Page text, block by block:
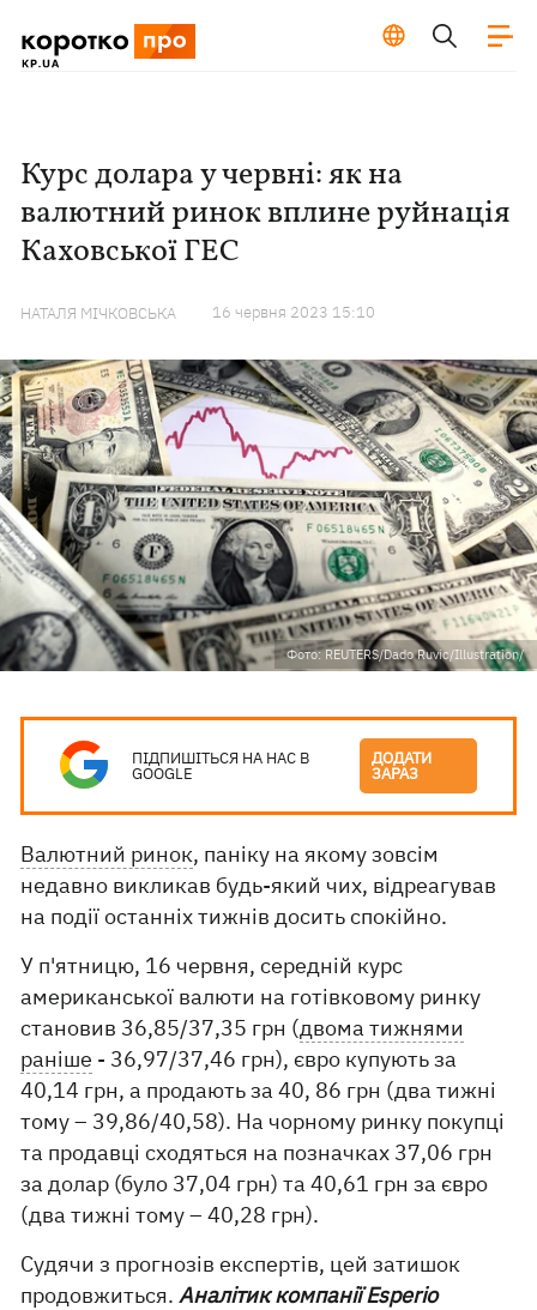
Курс долара у червні: як на
валютний ринок вплине руйнація
Каховської ГЕС
НАТАЛЯ МІЧКОВСЬКА 16 червня 2023 15:10
Фото: REUTERS/Dado Ruvic/Illustration/​
ПІДПИШІТЬСЯ НА НАС В
GOOGLE
ДОДАТИ
ЗАРАЗ
Валютний ринок, паніку на якому зовсім
недавно викликав будь-який чих, відреагував
на події останніх тижнів досить спокійно.
У п'ятницю, 16 червня, середній курс
американської валюти на готівковому ринку
становив 36,85/37,35 грн (двома тижнями
раніше - 36,97/37,46 грн), євро купують за
40,14 грн, а продають за 40, 86 грн (два тижні
тому – 39,86/40,58). На чорному ринку покупці
та продавці сходяться на позначках 37,06 грн
за долар (було 37,04 грн) та 40,61 грн за євро
(два тижні тому – 40,28 грн).
Судячи з прогнозів експертів, цей затишок
продовжиться.Аналітик компанії Esperio